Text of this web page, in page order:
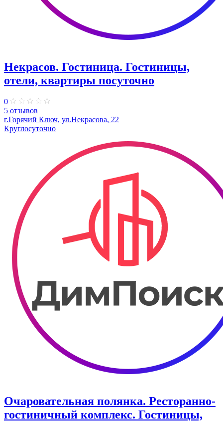
Некрасов. Гостиница. Гостиницы,
отели, квартиры посуточно
0
5 отзывов
г.Горячий Ключ, ул.Некрасова, 22
Круглосуточно
Очаровательная полянка. Ресторанно-
гостиничный комплекс. Гостиницы,